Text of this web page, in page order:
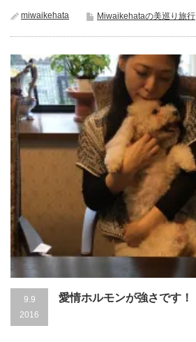
miwaikehata Miwaikehataの美巡り旅行
9.9
2016
愛情ホルモンが強さです！